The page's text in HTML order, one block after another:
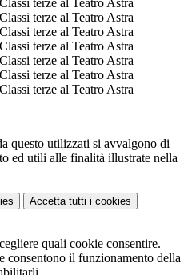
questo utilizzati si avvalgono di
ed utili alle finalità illustrate nella
Accetta tutti i cookies
quali cookie consentire.
consentono il funzionamento della